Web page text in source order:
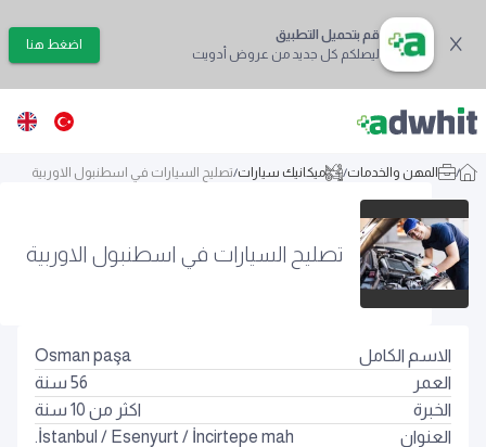
قم بتحميل التطبيق
ليصلكم كل جديد من عروض أدويت
اضغط هنا
/ المهن والخدمات/ ميكانيك سيارات/تصليح السيارات في اسطنبول الاوربية
تصليح السيارات في اسطنبول الاوربية
الاسم الكامل
Osman paşa
العمر
56 سنة
الخبرة
اكثر من 10 سنة
العنوان
İstanbul / Esenyurt / İncirtepe mah.